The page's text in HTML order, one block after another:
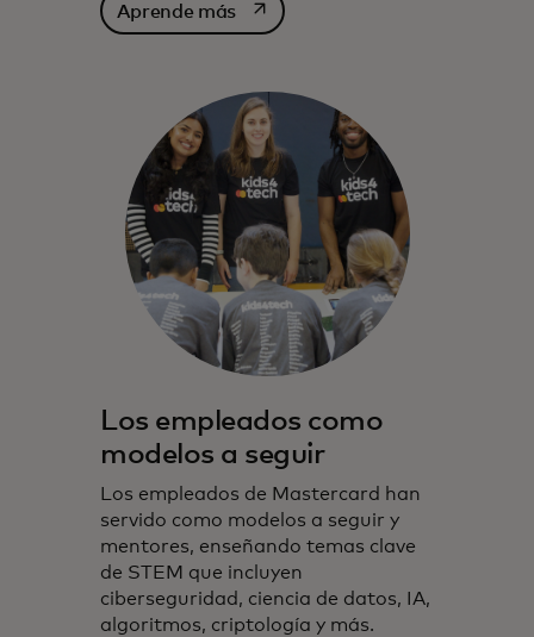
Aprende másse abre en una pestaña nueva
Los empleados como
modelos a seguir
Los empleados de Mastercard han
servido como modelos a seguir y
mentores, enseñando temas clave
de STEM que incluyen
ciberseguridad, ciencia de datos, IA,
algoritmos, criptología y más.